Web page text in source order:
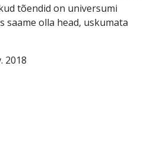
tõendid on universumi
saame olla head, uskumata
2018